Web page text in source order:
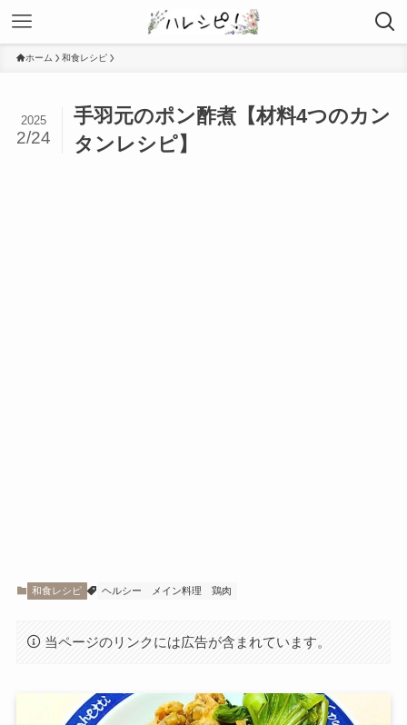
ホーム 和食レシピ
手羽元のポン酢煮【材料4つのカン
タンレシピ】
2025
2/24
和食レシピ ヘルシー メイン料理 鶏肉
当ページのリンクには広告が含まれています。